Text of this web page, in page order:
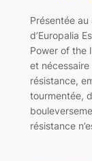
Présentée
d’Europalia
Power of the
et
résistance,
tourmentée,
résistance